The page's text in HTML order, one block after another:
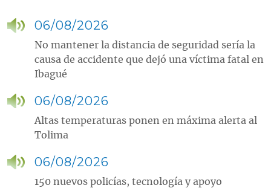
06/08/2026
No mantener la distancia de seguridad sería la
causa de accidente que dejó una víctima fatal en
Ibagué
06/08/2026
Altas temperaturas ponen en máxima alerta al
Tolima
06/08/2026
150 nuevos policías, tecnología y apoyo